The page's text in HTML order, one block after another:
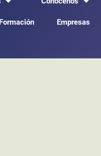
Formación Empresas